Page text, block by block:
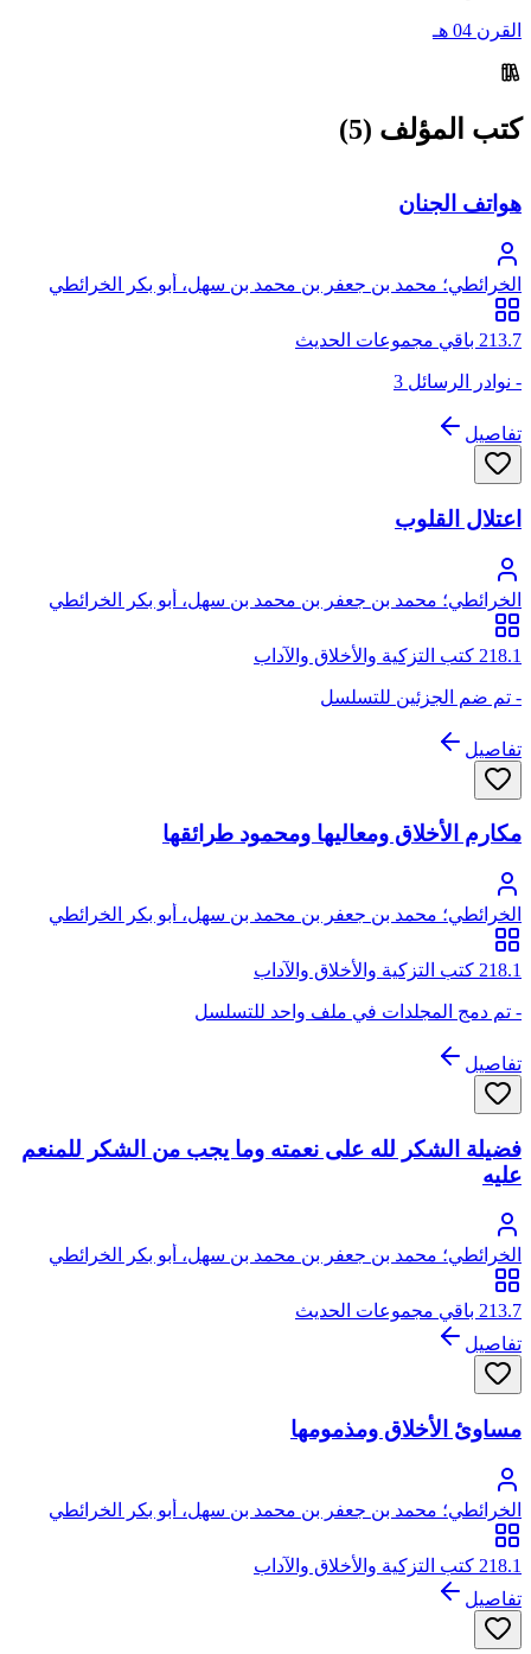
القرن 04 هـ
كتب المؤلف (5)
هواتف الجنان
الخرائطي؛ محمد بن جعفر بن محمد بن سهل، أبو بكر الخرائطي
السامري
213.7 باقي مجموعات الحديث
- نوادر الرسائل 3
تفاصيل
اعتلال القلوب
الخرائطي؛ محمد بن جعفر بن محمد بن سهل، أبو بكر الخرائطي
السامري
218.1 كتب التزكية والأخلاق والآداب
- تم ضم الجزئين للتسلسل
تفاصيل
مكارم الأخلاق ومعاليها ومحمود طرائقها
الخرائطي؛ محمد بن جعفر بن محمد بن سهل، أبو بكر الخرائطي
السامري
218.1 كتب التزكية والأخلاق والآداب
- تم دمج المجلدات في ملف واحد للتسلسل
تفاصيل
فضيلة الشكر لله على نعمته وما يجب من الشكر للمنعم
عليه
الخرائطي؛ محمد بن جعفر بن محمد بن سهل، أبو بكر الخرائطي
السامري
213.7 باقي مجموعات الحديث
تفاصيل
مساوئ الأخلاق ومذمومها
الخرائطي؛ محمد بن جعفر بن محمد بن سهل، أبو بكر الخرائطي
السامري
218.1 كتب التزكية والأخلاق والآداب
تفاصيل